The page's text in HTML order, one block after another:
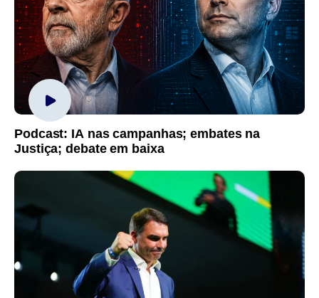
Podcast: IA nas campanhas; embates na
Justiça; debate em baixa